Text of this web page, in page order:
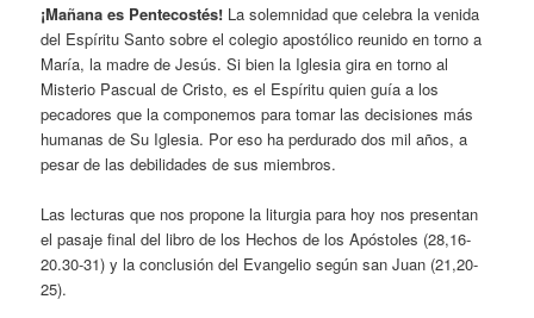
¡Mañana es Pentecostés! La solemnidad que celebra la venida
del Espíritu Santo sobre el colegio apostólico reunido en torno a
María, la madre de Jesús. Si bien la Iglesia gira en torno al
Misterio Pascual de Cristo, es el Espíritu quien guía a los
pecadores que la componemos para tomar las decisiones más
humanas de Su Iglesia. Por eso ha perdurado dos mil años, a
pesar de las debilidades de sus miembros.
Las lecturas que nos propone la liturgia para hoy nos presentan
el pasaje final del libro de los Hechos de los Apóstoles (28,16-
20.30-31) y la conclusión del Evangelio según san Juan (21,20-
25).